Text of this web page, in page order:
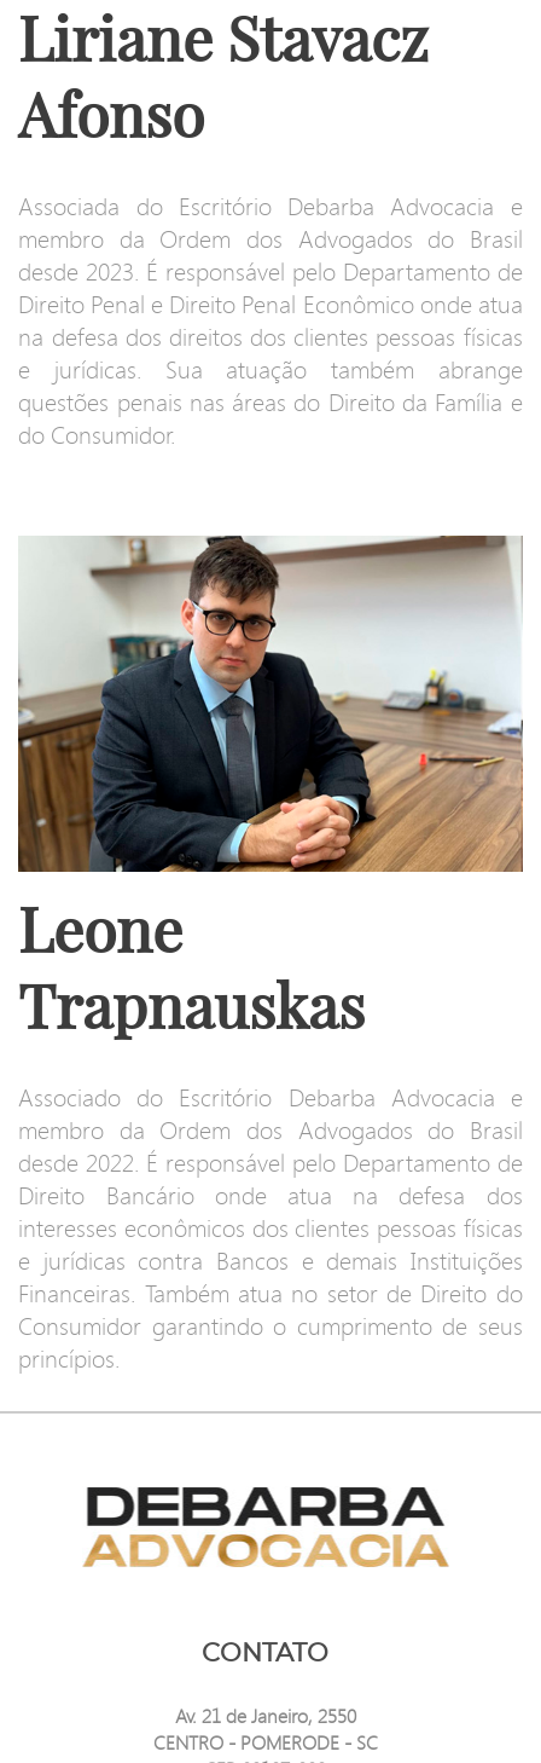
Liriane Stavacz
Afonso
Associada do Escritório Debarba Advocacia e
membro da Ordem dos Advogados do Brasil
desde 2023. É responsável pelo Departamento de
Direito Penal e Direito Penal Econômico onde atua
na defesa dos direitos dos clientes pessoas físicas
e jurídicas. Sua atuação também abrange
questões penais nas áreas do Direito da Família e
do Consumidor.
Leone
Trapnauskas
Associado do Escritório Debarba Advocacia e
membro da Ordem dos Advogados do Brasil
desde 2022. É responsável pelo Departamento de
Direito Bancário onde atua na defesa dos
interesses econômicos dos clientes pessoas físicas
e jurídicas contra Bancos e demais Instituições
Financeiras. Também atua no setor de Direito do
Consumidor garantindo o cumprimento de seus
princípios.
CONTATO
Av. 21 de Janeiro, 2550
CENTRO - POMERODE - SC